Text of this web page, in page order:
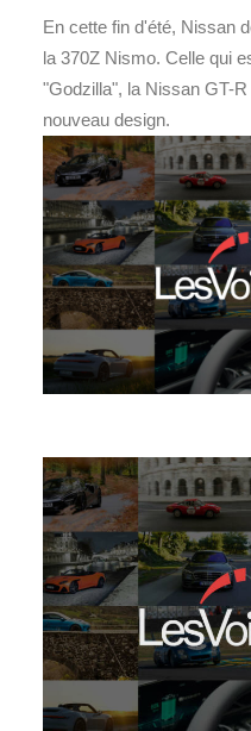
En cette fin d'été, Nissan
la 370Z Nismo. Celle qui
"Godzilla", la Nissan GT-
nouveau design.